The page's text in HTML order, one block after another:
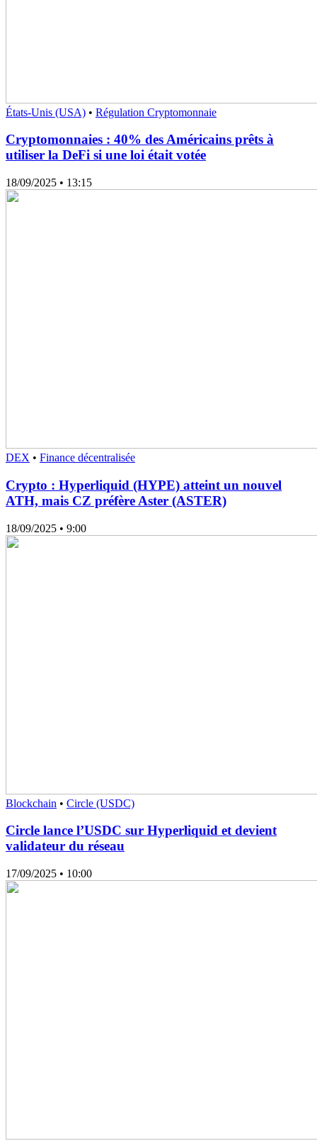
États-Unis (USA) • Régulation Cryptomonnaie
Cryptomonnaies : 40% des Américains prêts à
utiliser la DeFi si une loi était votée
18/09/2025 • 13:15
DEX • Finance décentralisée
Crypto : Hyperliquid (HYPE) atteint un nouvel
ATH, mais CZ préfère Aster (ASTER)
18/09/2025 • 9:00
Blockchain • Circle (USDC)
Circle lance l’USDC sur Hyperliquid et devient
validateur du réseau
17/09/2025 • 10:00